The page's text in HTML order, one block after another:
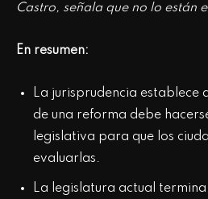
Castro, señala que no lo están
En resumen:
La jurisprudencia establece
de una reforma debe
legislativa para que los
evaluarlas.
La legislatura actual